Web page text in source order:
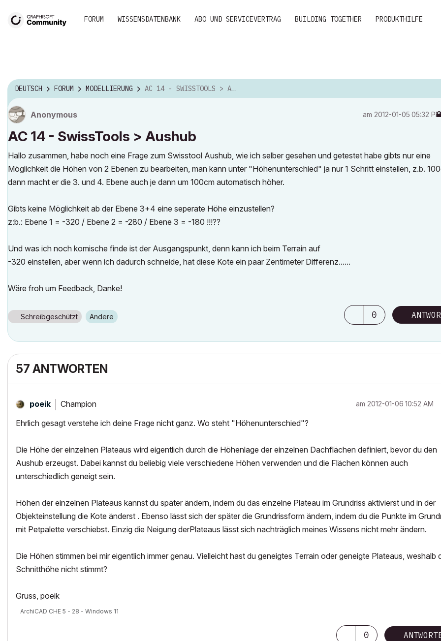
FORUM WISSENSDATENBANK ABO UND SERVICEVERTRAG BUILDING TOGETHER PRODUKTHILFE
DEUTSCH FORUM MODELLIERUNG AC 14 - SWISSTOOLS > AUSHUB
Anonymous am ‎2012-01-05 05:32 PM
AC 14 - SwissTools > Aushub
Hallo zusammen, habe noch eine Frage zum Swisstool Aushub, wie ich selber gesehen und getestet habe gibts nur eine
Möglichkeit die Höhen von 2 Ebenen zu bearbeiten, man kann unter "Höhenunterschied" ja nur 1 Schritt einstellen, z.b.
dann macht er die 3. und 4. Ebene auch je dann um 100cm automatisch höher.
Gibts keine Möglichkeit ab der Ebene 3+4 eine seperate Höhe einzustellen?
z:b.: Ebene 1 = -320 / Ebene 2 = -280 / Ebene 3 = -180 !!!??
Und was ich noch komische finde ist der Ausgangspunkt, denn kann ich beim Terrain auf
-320 einstellen, aber wenn ich dadurch schneide, hat diese Kote ein paar Zentimeter Differenz......
Wäre froh um Feedback, Danke!
Schreibgeschützt Andere 0
57 ANTWORTEN
poeik Champion am ‎2012-01-06 10:52 AM
Ehrlich gesagt verstehe ich deine Frage nicht ganz. Wo steht "Höhenunterschied"?
Die Höhe der einzelnen Plateaus wird eigentlich durch die Höhenlage der einzelnen Dachflächen definiert, bevor du den
Aushub erzeugst. Dabei kannst du beliebig viele verschiedene Höhen verwenden und die Flächen können auch
unterschiedlich geneigt sein.
Höhen der einzelnen Plateaus kannst du später ändern, indem du das einzelne Plateau im Grundriss aktivierst und in der
Objekteinstellung die Kote änderst . Ebenso lässt sich der später die Grundrissform ändern, indem du die Punkte im
mit Petpalette verschiebst. Einzig die Neigung derPlateaus lässt sich nachträglich meines Wissens nicht mehr ändern.
Die Höhen stimmen bei mir eigentlich immer genau. Vielleicht hast du geneigtes Terrain oder geneigte Plateaus, weshalb
Schnitthöhe nicht stimmt?
Gruss, poeik
ArchiCAD CHE 5 - 28 - Windows 11
0